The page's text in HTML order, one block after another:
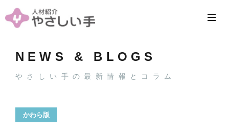
NEWS & BLOGS
やさしい手の最新情報とコラム
かわら版